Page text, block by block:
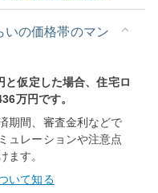
いの価格帯のマン
仮定した場合、住宅ロ
万円です。
期間、審査金利などで
ュレーションや注意点
ます。
いて知る